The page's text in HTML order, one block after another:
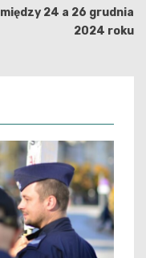
między 24 a 26 grudnia
2024 roku